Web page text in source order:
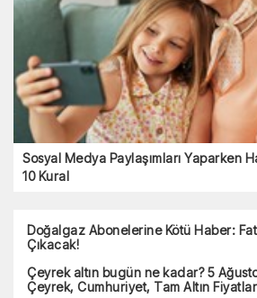
Sosyal Medya Paylaşımları Yaparken
10 Kural
Doğalgaz Abonelerine Kötü Haber:
Çıkacak!
Çeyrek altın bugün ne kadar? 5
Çeyrek, Cumhuriyet, Tam Altın